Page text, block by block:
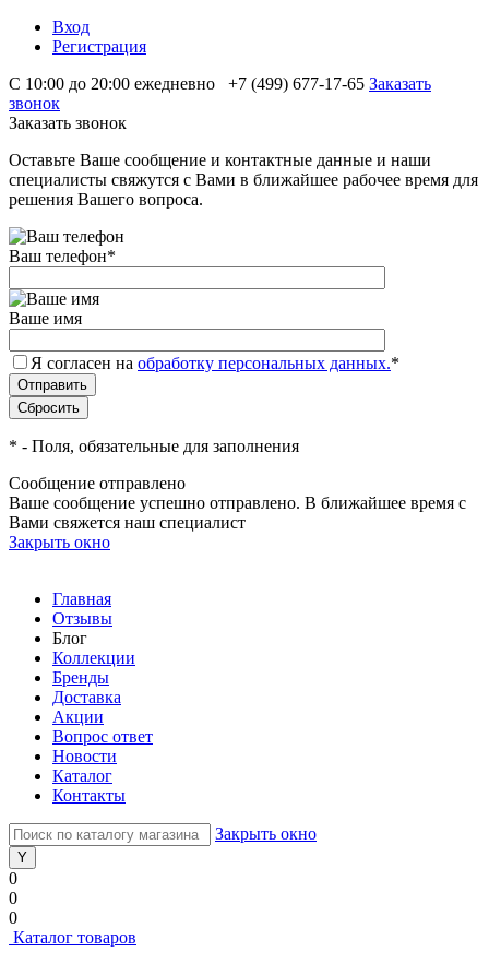
Вход
Регистрация
С 10:00 до 20:00 ежедневно
+7 (499) 677-17-65 Заказать
звонок
Заказать звонок
Оставьте Ваше сообщение и контактные данные и наши
специалисты свяжутся с Вами в ближайшее рабочее время для
решения Вашего вопроса.
Ваш телефон*
Ваше имя
Я согласен на обработку персональных данных.*
* - Поля, обязательные для заполнения
Сообщение отправлено
Ваше сообщение успешно отправлено. В ближайшее время с
Вами свяжется наш специалист
Закрыть окно
Главная
Отзывы
Блог
Коллекции
Бренды
Доставка
Акции
Вопрос ответ
Новости
Каталог
Контакты
Закрыть окно
0
0
0
Каталог товаров